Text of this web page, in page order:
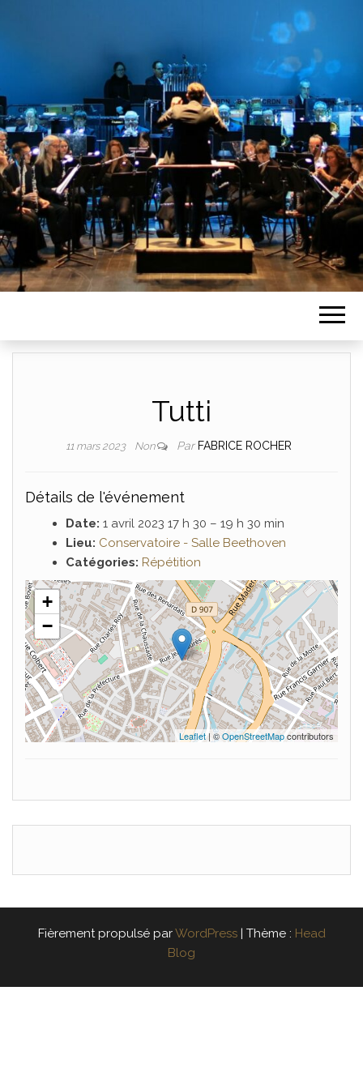
Tutti
11 mars 2023 Non Par FABRICE ROCHER
Détails de l'événement
Date: 1 avril 2023 17 h 30 – 19 h 30 min
Lieu: Conservatoire - Salle Beethoven
Catégories: Répétition
+
−
Leaflet| ©OpenStreetMapcontributors
Fièrement propulsé parWordPress | Thème : Head
Blog